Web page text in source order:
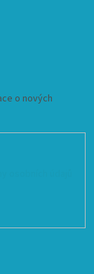
o nových